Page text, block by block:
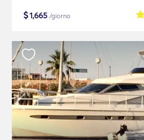
$1,665 /giorno